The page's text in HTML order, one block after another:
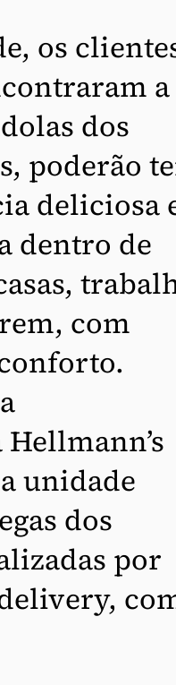
os
a
dos
poderão
deliciosa
dentro de
com
unidade
dos
por